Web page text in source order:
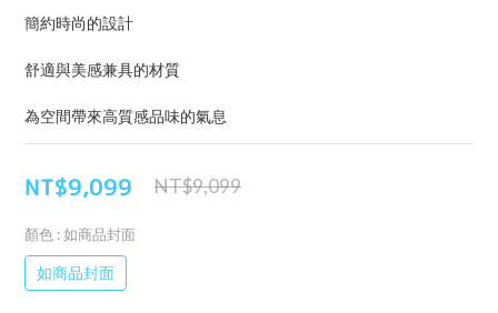
簡約時尚的設計
舒適與美感兼具的材質
為空間帶來高質感品味的氣息
NT$9,099 NT$9,099
顏色 : 如商品封面
如商品封面